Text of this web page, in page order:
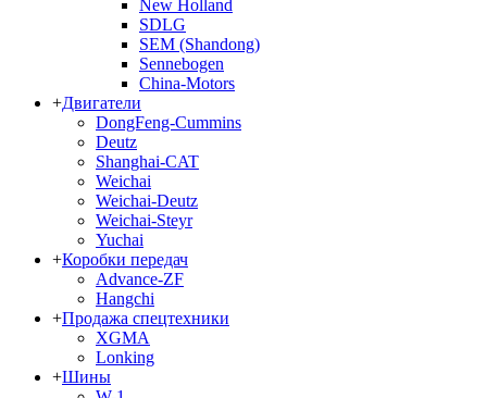
New Holland
SDLG
SEM (Shandong)
Sennebogen
China-Motors
+Двигатели
DongFeng-Cummins
Deutz
Shanghai-CAT
Weichai
Weichai-Deutz
Weichai-Steyr
Yuchai
+Коробки передач
Advance-ZF
Hangchi
+Продажа спецтехники
XGMA
Lonking
+Шины